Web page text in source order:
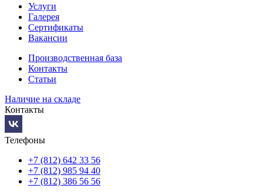
Услуги
Галерея
Сертификаты
Вакансии
Производственная база
Контакты
Статьи
Наличие на складе
Контакты
Телефоны
+7 (812) 642 33 56
+7 (812) 985 94 40
+7 (812) 386 56 56